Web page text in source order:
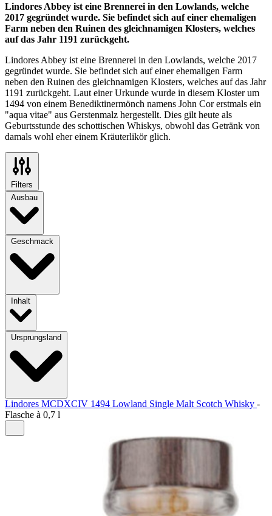
Lindores Abbey ist eine Brennerei in den Lowlands, welche
2017 gegründet wurde. Sie befindet sich auf einer ehemaligen
Farm neben den Ruinen des gleichnamigen Klosters, welches
auf das Jahr 1191 zurückgeht.
Lindores Abbey ist eine Brennerei in den Lowlands, welche 2017
gegründet wurde. Sie befindet sich auf einer ehemaligen Farm
neben den Ruinen des gleichnamigen Klosters, welches auf das Jahr
1191 zurückgeht. Laut einer Urkunde wurde in diesem Kloster um
1494 von einem Benediktinermönch namens John Cor erstmals ein
"aqua vitae" aus Gerstenmalz hergestellt. Dies gilt heute als
Geburtsstunde des schottischen Whiskys, obwohl das Getränk von
damals wohl eher einem Kräuterlikör glich.
Filters
Ausbau
Geschmack
Inhalt
Ursprungsland
Lindores MCDXCIV 1494 Lowland Single Malt Scotch Whisky -
Flasche à 0,7 l